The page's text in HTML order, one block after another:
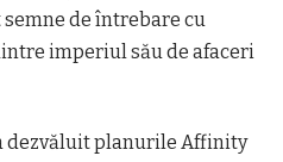
de întrebare cu
imperiul său de afaceri
dezvăluit planurile Affinity